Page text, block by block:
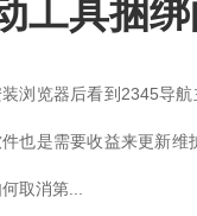
工具捆
浏览器后看到2345导
也是需要收益来更新维
取消第...